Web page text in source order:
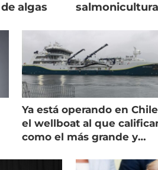
algas
Ya está operando en Chile
el wellboat al que
como el más grande y